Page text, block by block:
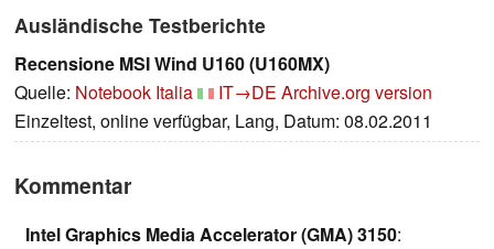
Ausländische Testberichte
Recensione MSI Wind U160 (U160MX)
Quelle: Notebook Italia IT→DE Archive.org version
Einzeltest, online verfügbar, Lang, Datum: 08.02.2011
Kommentar
Intel Graphics Media Accelerator (GMA) 3150: